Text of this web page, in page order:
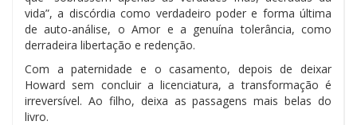
vida”, a discórdia como verdadeiro poder e forma última
de auto-análise, o Amor e a genuína tolerância, como
derradeira libertação e redenção.
Com a paternidade e o casamento, depois de deixar
Howard sem concluir a licenciatura, a transformação é
irreversível. Ao filho, deixa as passagens mais belas do
livro.